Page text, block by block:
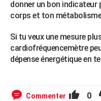
donner un bon indicateur
corps et ton
Si tu veux une mesure
cardiofréquencemètre
dépense énergétique en
Commenter 0